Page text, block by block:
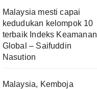
Malaysia mesti capai
kedudukan kelompok 10
terbaik Indeks Keamanan
Global – Saifuddin
Nasution
Malaysia, Kemboja